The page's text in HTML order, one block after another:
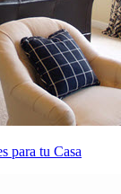
para tu Casa